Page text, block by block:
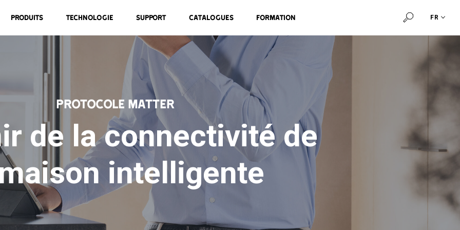
Produits Technologie Support Catalogues Formation FR
Protocole Matter
de la connectivité de
intelligente